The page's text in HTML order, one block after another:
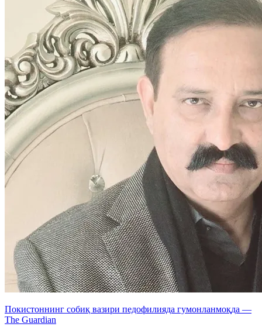
Покистоннинг собиқ вазири педофилияда гумонланмоқда —
The Guardian